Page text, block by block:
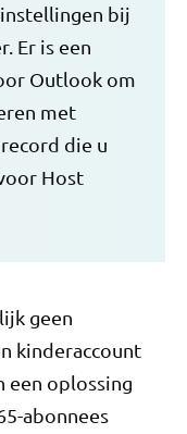
bij
Er is een
Outlook om
met
die u
Host
geen
kinderaccount
een oplossing
abonnees